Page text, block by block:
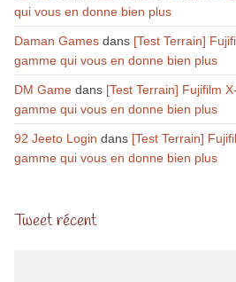
qui vous en donne bien plus
Daman Gamesdans [Test Terrain]
gamme qui vous en donne bien plus
DM Gamedans [Test Terrain] Fujifilm
gamme qui vous en donne bien plus
92 Jeeto Login dans [Test Terrain]
gamme qui vous en donne bien plus
Tweet récent